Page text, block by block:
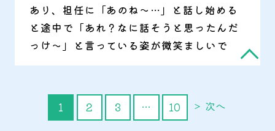
あり、担任に「あのね～…」と話し始める
と途中で「あれ？なに話そうと思ったんだ
っけ～」と言っている姿が微笑ましいで
す。
1 2 3 … 10 ＞ 次へ